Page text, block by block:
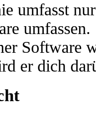
umfasst
Software
er dich